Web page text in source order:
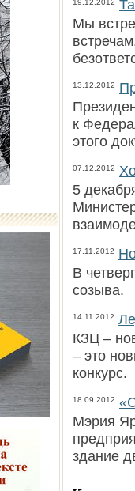
19.12.2012
Мы
13.12.2012
к
этого
07.12.2012
5
17.11.2012
В
созыва.
14.11.2012
КЗЦ –
– это
конкурс.
18.09.2012
Мэрия
здание